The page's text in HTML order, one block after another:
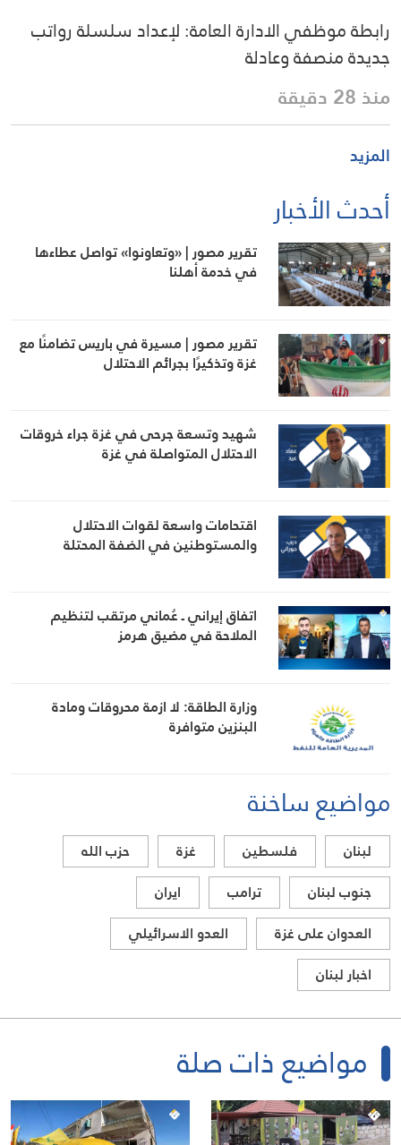
رابطة موظفي الادارة العامة: لإعداد سلسلة رواتب
جديدة منصفة وعادلة
منذ 28 دقيقة
المزيد
أحدث الأخبار
تقرير مصور | «وتعاونوا» تواصل عطاءها
في خدمة أهلنا
تقرير مصور | مسيرة في باريس تضامنًا مع
غزة وتذكيرًا بجرائم الاحتلال
شهيد وتسعة جرحى في غزة جراء خروقات
الاحتلال المتواصلة في غزة
اقتحامات واسعة لقوات الاحتلال
والمستوطنين في الضفة المحتلة
اتفاق إيراني ـ عُماني مرتقب لتنظيم
الملاحة في مضيق هرمز
وزارة الطاقة: لا ازمة محروقات ومادة
البنزين متوافرة
مواضيع ساخنة
لبنان فلسطين غزة
حزب الله
جنوب لبنان
ترامب
ايران
العدوان على غزة
العدو الاسرائيلي
اخبار لبنان
مواضيع ذات صلة